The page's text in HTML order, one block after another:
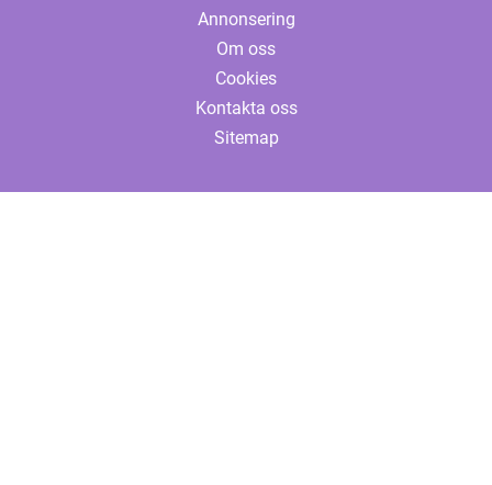
Annonsering
Om oss
Cookies
Kontakta oss
Sitemap